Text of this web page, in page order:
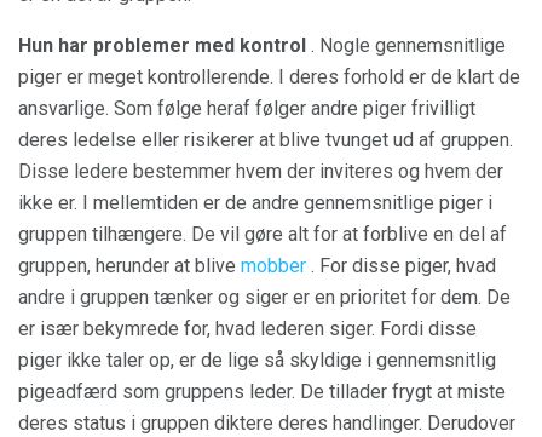
Hun har problemer med kontrol . Nogle gennemsnitlige
piger er meget kontrollerende. I deres forhold er de klart de
ansvarlige. Som følge heraf følger andre piger frivilligt
deres ledelse eller risikerer at blive tvunget ud af gruppen.
Disse ledere bestemmer hvem der inviteres og hvem der
ikke er. I mellemtiden er de andre gennemsnitlige piger i
gruppen tilhængere. De vil gøre alt for at forblive en del af
gruppen, herunder at blive mobber . For disse piger, hvad
andre i gruppen tænker og siger er en prioritet for dem. De
er især bekymrede for, hvad lederen siger. Fordi disse
piger ikke taler op, er de lige så skyldige i gennemsnitlig
pigeadfærd som gruppens leder. De tillader frygt at miste
deres status i gruppen diktere deres handlinger. Derudover